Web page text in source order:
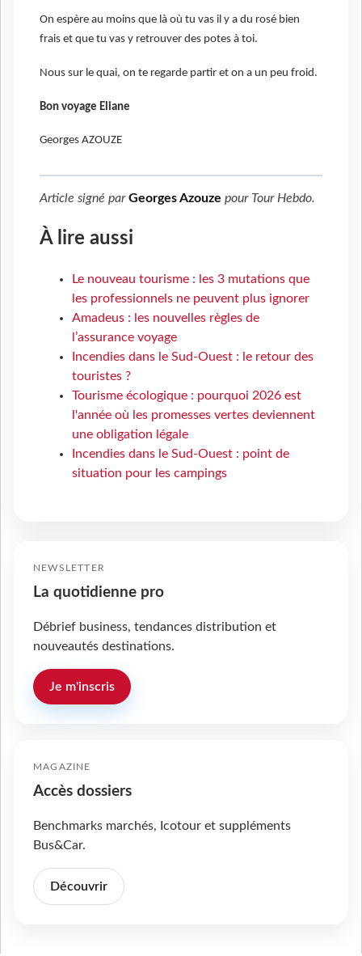
On espère au moins que là où tu vas il y a du rosé bien
frais et que tu vas y retrouver des potes à toi.
Nous sur le quai, on te regarde partir et on a un peu froid.
Bon voyage Eliane
Georges AZOUZE
Article signé parGeorges Azouze pour Tour Hebdo.
À lire aussi
Le nouveau tourisme : les 3 mutations que
les professionnels ne peuvent plus ignorer
Amadeus : les nouvelles règles de
l’assurance voyage
Incendies dans le Sud-Ouest : le retour des
touristes ?
Tourisme écologique : pourquoi 2026 est
l'année où les promesses vertes deviennent
une obligation légale
Incendies dans le Sud-Ouest : point de
situation pour les campings
NEWSLETTER
La quotidienne pro
Débrief business, tendances distribution et
nouveautés destinations.
Je m'inscris
MAGAZINE
Accès dossiers
Benchmarks marchés, Icotour et suppléments
Bus&Car.
Découvrir